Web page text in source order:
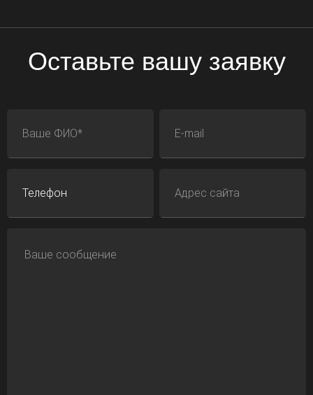
Оставьте вашу заявку